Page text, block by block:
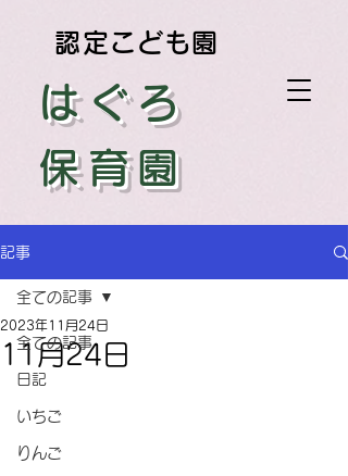
はぐろ
保育園
認定こども園
記事
全ての記事
日記
いちご
りんご
全ての記事
11月24日
2023年11月24日